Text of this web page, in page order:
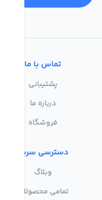
تماس با ما
پشتیبانی
درباره ما
فروشگاه
دسترسی سریع
وبلاگ
تمامی محصولات